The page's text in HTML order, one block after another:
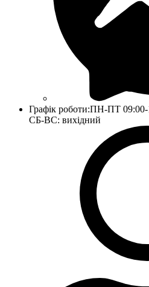
Графік роботи:ПН-ПТ 09:00-
СБ-ВС: вихідний